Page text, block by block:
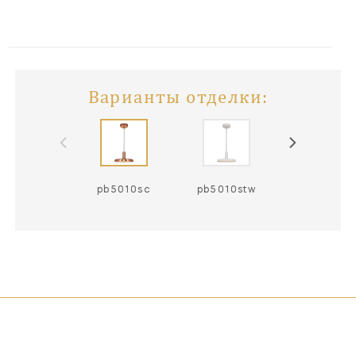
Варианты отделки:
pb5010sc pb5010stw